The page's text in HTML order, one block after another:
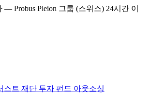
— Probus Pleion 그룹 (스위스) 24시간 이
스트 재단 투자 펀드 아웃소싱